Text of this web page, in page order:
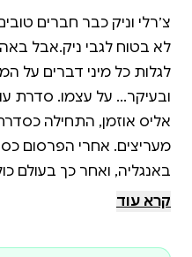
צ׳רלי וניק כבר חברים
לא בטוח לגבי ניק.אבל
לגלות כל מיני דברים על
ובעיקר... על עצמו. סדרת
אליס אוזמן, התחילה
מעריצים. אחרי הפרסום
באנגליה, ואחר כך בעולם
אפשר למצוא אותה בוהה
קרא עוד